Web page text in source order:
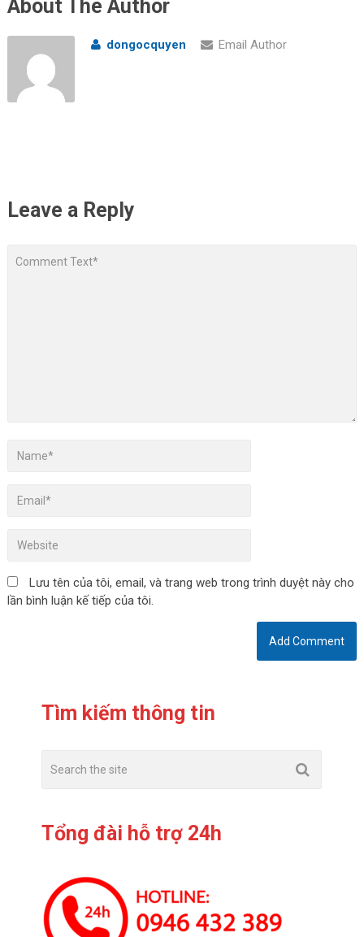
About The Author
dongocquyen Email Author
Leave a Reply
Lưu tên của tôi, email, và trang web trong trình duyệt này cho
lần bình luận kế tiếp của tôi.
Tìm kiếm thông tin
Tổng đài hỗ trợ 24h